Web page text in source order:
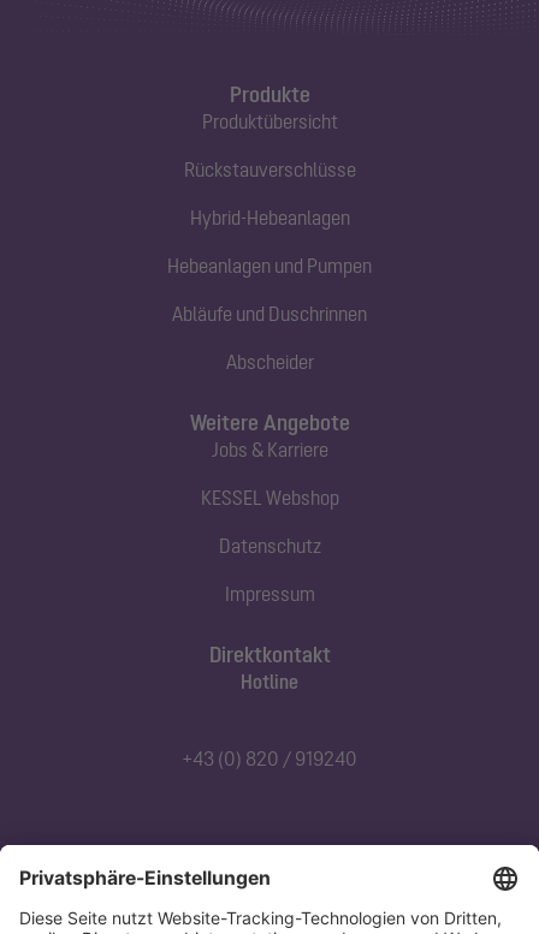
Produkte
Produktübersicht
Rückstauverschlüsse
Hybrid-Hebeanlagen
Hebeanlagen und Pumpen
Abläufe und Duschrinnen
Abscheider
Direktkontakt
Hotline
+43 (0) 820 / 919240
Abonnieren Sie unseren Newsletter
Jetzt anmelden
Weitere Angebote
Jobs & Karriere
KESSEL Webshop
Datenschutz
Impressum